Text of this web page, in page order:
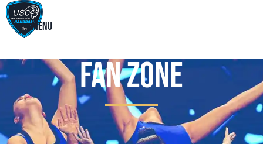
Menu
Fan Zone